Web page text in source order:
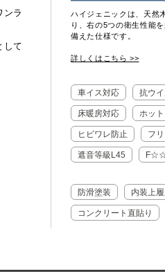
ンラ
して
ハイジェニックは、天然
り、右の5つの衛生性能を
備えた仕様です。
詳しくはこちら >>
車イス対応 抗ウ
床暖房対応 ホッ
ヒビワレ防止 フ
遮音等級L45
防滑塗装 内装上履
コンクリート直貼り